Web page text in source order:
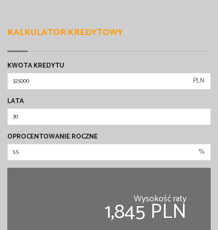
KALKULATOR KREDYTOWY
KWOTA KREDYTU
PLN
LATA
OPROCENTOWANIE ROCZNE
%
Wysokość raty
1,845 PLN